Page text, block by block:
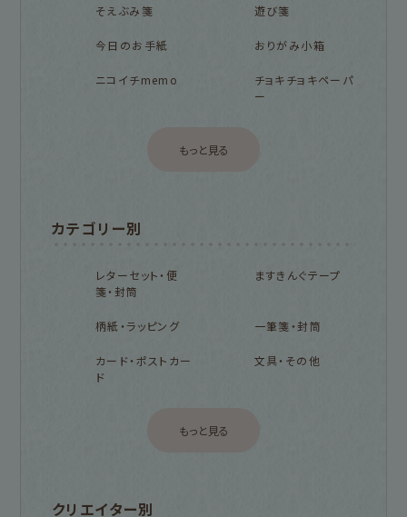
そえぶみ箋 遊び箋
今日のお手紙 おりがみ小箱
ニコイチmemo
チョキチョキペーパ
ー
もっと見る
カテゴリー別
レターセット・便
箋・封筒
ますきんぐテープ
柄紙・ラッピング 一筆箋・封筒
カード・ポストカー
ド
文具・その他
もっと見る
クリエイター別